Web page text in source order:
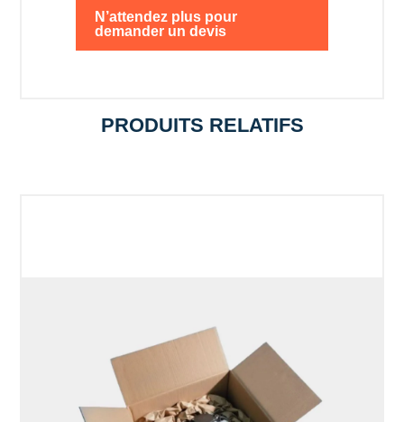
N’attendez plus pour
demander un devis
PRODUITS RELATIFS